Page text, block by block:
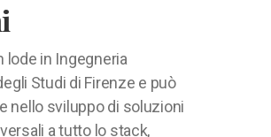
lode in Ingegneria
Studi di Firenze e può
nello sviluppo di soluzioni
a tutto lo stack,